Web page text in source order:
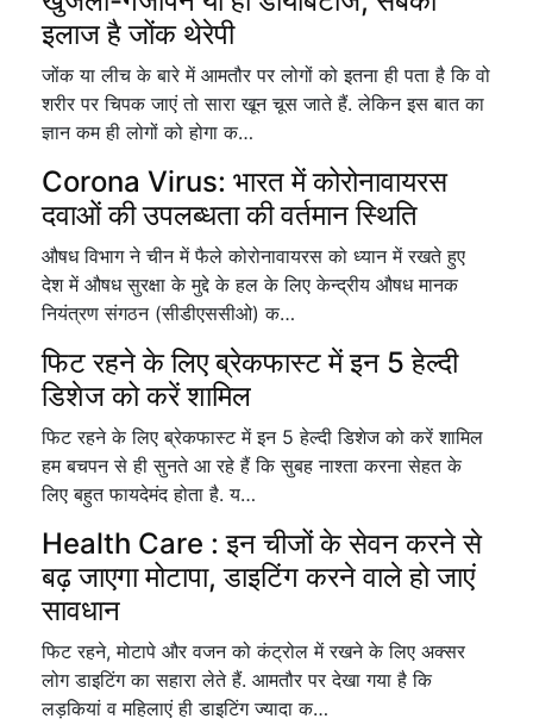
इलाज है जोंक थेरेपी
जोंक या लीच के बारे में आमतौर पर लोगों को इतना ही पता है कि वो
शरीर पर चिपक जाएं तो सारा खून चूस जाते हैं. लेकिन इस बात का
ज्ञान कम ही लोगों को होगा क…
Corona Virus: भारत में कोरोनावायरस
दवाओं की उपलब्धता की वर्तमान स्थिति
औषध विभाग ने चीन में फैले कोरोनावायरस को ध्यान में रखते हुए
देश में औषध सुरक्षा के मुद्दे के हल के लिए केन्द्रीय औषध मानक
नियंत्रण संगठन (सीडीएससीओ) क…
फिट रहने के लिए ब्रेकफास्ट में इन 5 हेल्दी
डिशेज को करें शामिल
फिट रहने के लिए ब्रेकफास्ट में इन 5 हेल्दी डिशेज को करें शामिल
हम बचपन से ही सुनते आ रहे हैं कि सुबह नाश्ता करना सेहत के
लिए बहुत फायदेमंद होता है. य…
Health Care : इन चीजों के सेवन करने से
बढ़ जाएगा मोटापा, डाइटिंग करने वाले हो जाएं
सावधान
फिट रहने, मोटापे और वजन को कंट्रोल में रखने के लिए अक्सर
लोग डाइटिंग का सहारा लेते हैं. आमतौर पर देखा गया है कि
लड़कियां व महिलाएं ही डाइटिंग ज्यादा क…